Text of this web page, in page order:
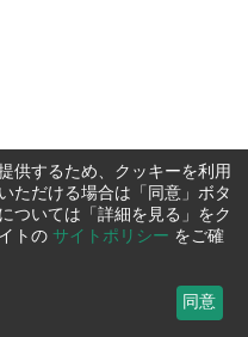
供するため、クッキーを利用
ただける場合は「同意」ボタ
ついては「詳細を見る」をク
トの サイトポリシー をご確
同意